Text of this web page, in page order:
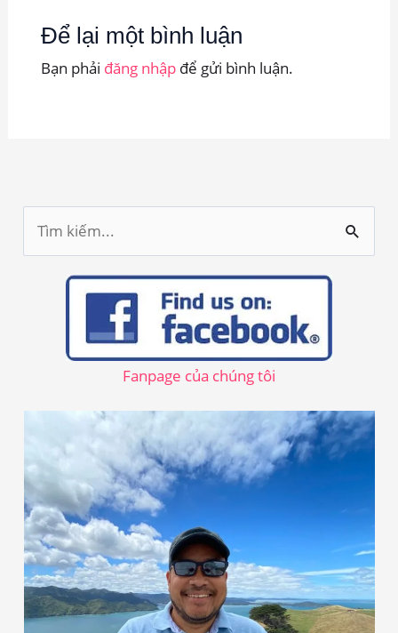
Để lại một bình luận
Bạn phải đăng nhậpđể gửi bình luận.
ì
Fanpage của chúng tôi